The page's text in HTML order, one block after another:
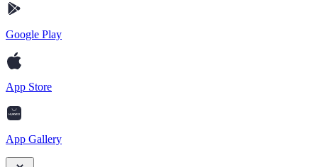
Google Play
App Store
App Gallery